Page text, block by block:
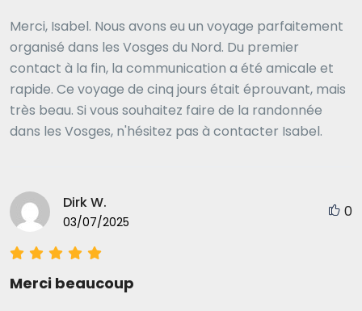
Merci, Isabel. Nous avons eu un voyage parfaitement
organisé dans les Vosges du Nord. Du premier
contact à la fin, la communication a été amicale et
rapide. Ce voyage de cinq jours était éprouvant, mais
très beau. Si vous souhaitez faire de la randonnée
dans les Vosges, n'hésitez pas à contacter Isabel.
Dirk W.
03/07/2025
0
Merci beaucoup